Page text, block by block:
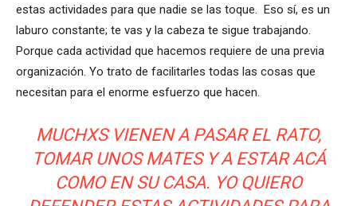
estas actividades para que nadie se las toque. Eso sí, es un
laburo constante; te vas y la cabeza te sigue trabajando.
Porque cada actividad que hacemos requiere de una previa
organización. Yo trato de facilitarles todas las cosas que
necesitan para el enorme esfuerzo que hacen.
MUCHXS VIENEN A PASAR EL RATO,
TOMAR UNOS MATES Y A ESTAR ACÁ
COMO EN SU CASA. YO QUIERO